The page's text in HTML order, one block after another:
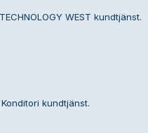
WEST kundtjänst.
kundtjänst.